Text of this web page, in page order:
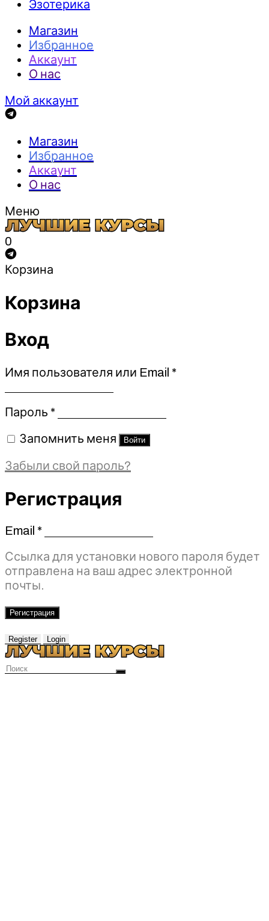
Эзотерика
Магазин
Избранное
Аккаунт
О нас
Мой аккаунт
Магазин
Избранное
Аккаунт
О нас
Меню
0
Корзина
Корзина
Вход
Имя пользователя или Email *Обязательно
Пароль *Обязательно
Запомнить меня Войти
Забыли свой пароль?
Регистрация
Email *Обязательно
Ссылка для установки нового пароля будет
отправлена ​​на ваш адрес электронной
почты.
Регистрация
Register Login